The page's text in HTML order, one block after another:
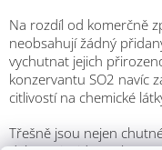
Na rozdíl od komerčně
neobsahují žádný
vychutnat jejich
konzervantu SO2 navíc
citlivostí na chemické
Třešně jsou nejen